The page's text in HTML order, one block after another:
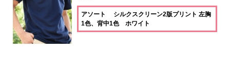
アソート シルクスクリーン2版プリント 左胸
1色、背中1色 ホワイト